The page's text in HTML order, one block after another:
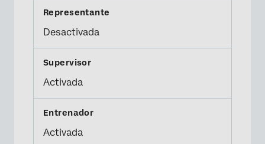
Desactivada
Activada
Activada